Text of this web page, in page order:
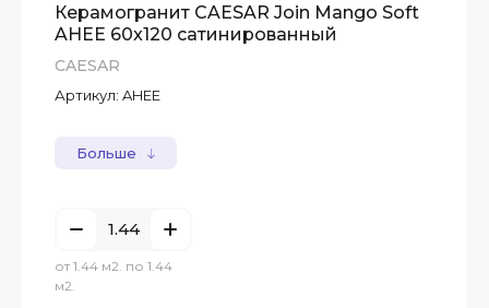
Керамогранит CAESAR Join Mango Soft
AHEE 60x120 сатинированный
CAESAR
Артикул: AHEE
Больше
от 1.44 м2. по 1.44
м2.